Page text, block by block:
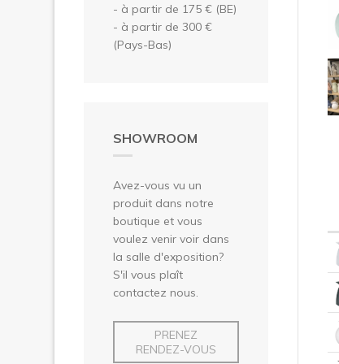
- à partir de 175 € (BE)
- à partir de 300 €
(Pays-Bas)
SHOWROOM
Avez-vous vu un
produit dans notre
boutique et vous
voulez venir voir dans
la salle d'exposition?
S'il vous plaît
contactez nous.
PRENEZ
RENDEZ-VOUS